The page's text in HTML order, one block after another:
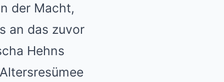
der Macht,
an das zuvor
Hehns